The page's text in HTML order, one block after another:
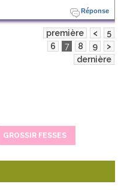
Réponse
première <
5
6
7 8 9
>
dernière
GROSSIR FESSES